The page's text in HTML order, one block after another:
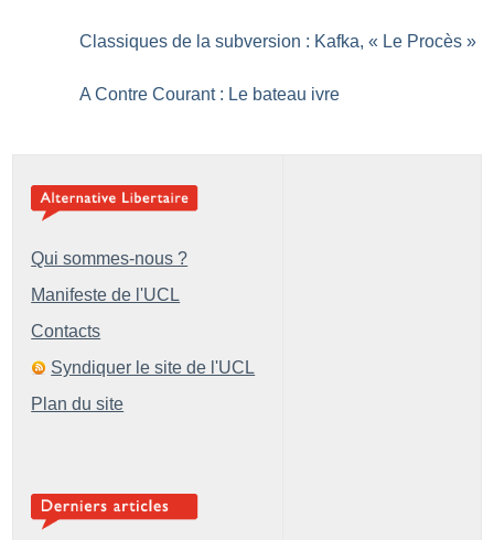
Classiques de la subversion : Kafka, « Le Procès »
A Contre Courant : Le bateau ivre
Qui sommes-nous ?
Manifeste de l'UCL
Contacts
Syndiquer le site de l'UCL
Plan du site